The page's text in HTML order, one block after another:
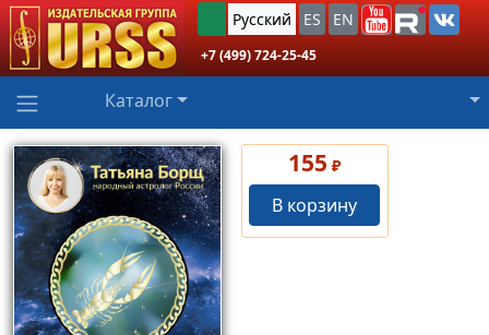
Русский ES EN
+7 (499) 724-25-45
Каталог
155 ₽
В корзину